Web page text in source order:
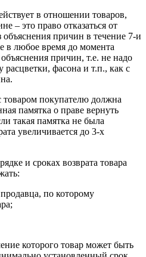
в отношении товаров,
– это право отказаться от
объяснения причин в течение 7-и
в любое время до момента
причин, т.е. не надо
расцветки, фасона и т.п., как с
товаром покупателю должна
памятка о праве вернуть
такая памятка не была
увеличивается до 3-х
и сроках возврата товара
по которому
которого товар может быть